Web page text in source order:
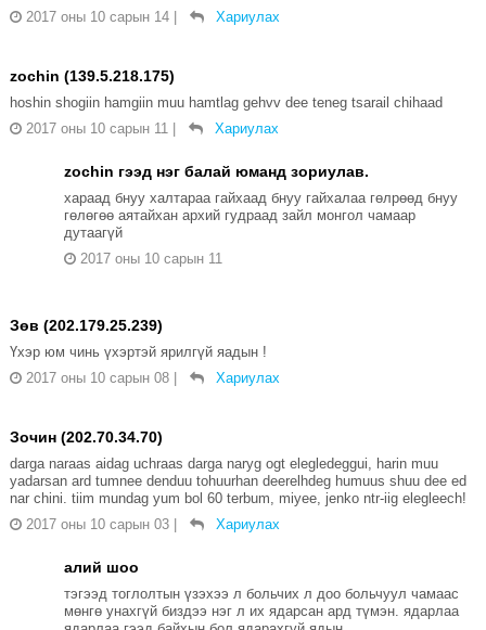
2017 оны 10 сарын 14
Хариулах
zochin (139.5.218.175)
hoshin shogiin hamgiin muu hamtlag gehvv dee teneg tsarail chihaad
2017 оны 10 сарын 11
Хариулах
zochin гээд нэг балай юманд зориулав.
хараад бнуу халтараа гайхаад бнуу гайхалаа гөлрөөд бнуу
гөлөгөө аятайхан архий гудраад зайл монгол чамаар
дутаагүй
2017 оны 10 сарын 11
Зөв (202.179.25.239)
Үхэр юм чинь үхэртэй ярилгүй яадын !
2017 оны 10 сарын 08
Хариулах
Зочин (202.70.34.70)
darga naraas aidag uchraas darga naryg ogt elegledeggui, harin muu
yadarsan ard tumnee denduu tohuurhan deerelhdeg humuus shuu dee ed
nar chini. tiim mundag yum bol 60 terbum, miyee, jenko ntr-iig elegleech!
2017 оны 10 сарын 03
Хариулах
алий шоо
тэгээд тоглолтын үзэхээ л больчих л доо больчуул чамаас
мөнгө унахгүй биздээ нэг л их ядарсан ард түмэн. ядарлаа